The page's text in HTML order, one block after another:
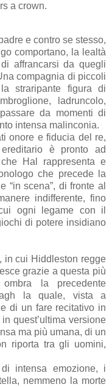
a crown.
e contro se stesso,
comportano, la lealtà
affrancarsi da quegli
compagnia di piccoli
straripante figura di
ladruncolo,
da momenti di
intensa malinconia.
onore e fiducia del re,
è pronto ad
Hal rappresenta e
che precede la
“in scena”, di fronte al
indifferente, fino
ogni legame con il
di potere insidiano
in cui Hiddleston regge
grazie a questa più
la precedente
la quale, vista a
di un fare recitativo in
quest’ultima versione
ma più umana, di un
riporta tra gli uomini,
intensa emozione, i
nemmeno la morte